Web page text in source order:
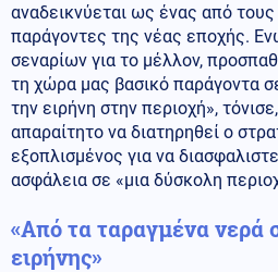
αναδεικνύεται ως ένας από τους
παράγοντες της νέας εποχής.
σεναρίων για το μέλλον,
τη χώρα μας βασικό παράγοντα
την ειρήνη στην περιοχή»,
απαραίτητο να διατηρηθεί ο
εξοπλισμένος για να
ασφάλεια σε «μια δύσκολη
«Από τα ταραγμένα νερά
ειρήνης»